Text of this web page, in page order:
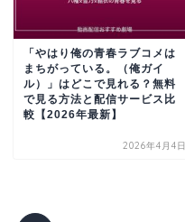
「やはり俺の青春ラブコメは
まちがっている。（俺ガイ
ル）」はどこで見れる？無料
で見る方法と配信サービス比
較【2026年最新】
2026年4月4日